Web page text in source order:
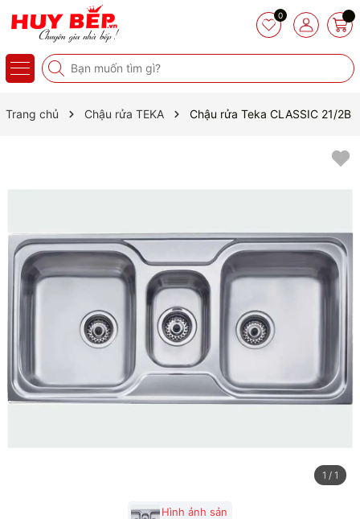
0
Trang chủ Chậu rửa TEKA Chậu rửa Teka CLASSIC 21/2B
1 / 1
Hình ảnh sản